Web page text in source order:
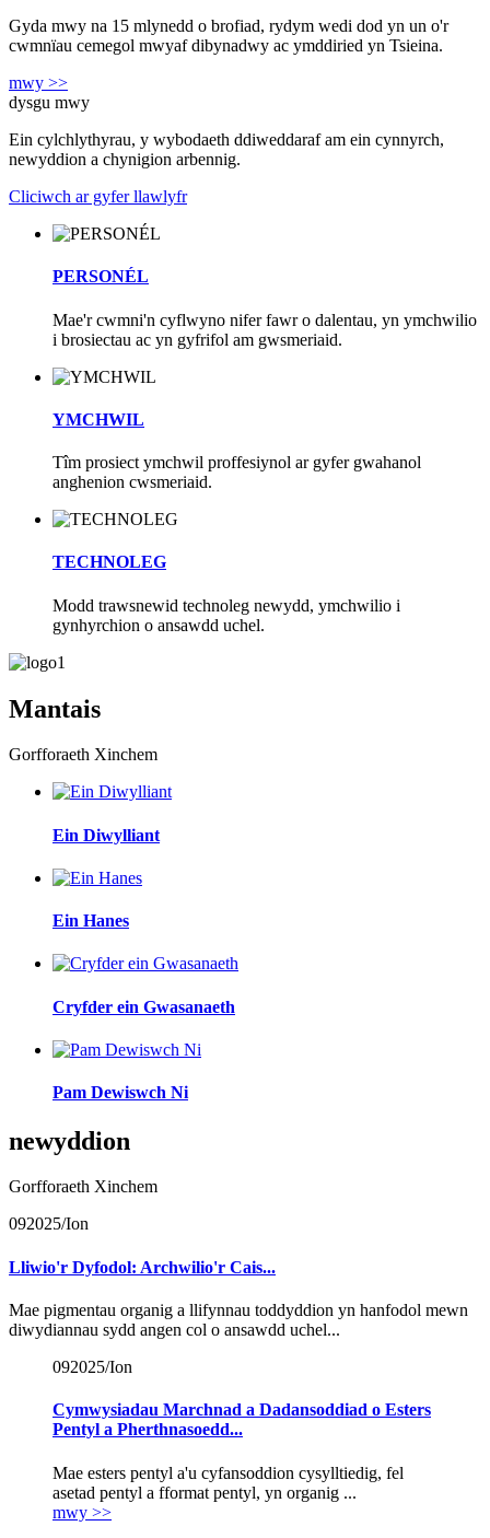
Gyda mwy na 15 mlynedd o brofiad, rydym wedi dod yn un o'r
cwmnïau cemegol mwyaf dibynadwy ac ymddiried yn Tsieina.
mwy >>
dysgu mwy
Ein cylchlythyrau, y wybodaeth ddiweddaraf am ein cynnyrch,
newyddion a chynigion arbennig.
Cliciwch ar gyfer llawlyfr
PERSONÉL
Mae'r cwmni'n cyflwyno nifer fawr o dalentau, yn ymchwilio
i brosiectau ac yn gyfrifol am gwsmeriaid.
YMCHWIL
Tîm prosiect ymchwil proffesiynol ar gyfer gwahanol
anghenion cwsmeriaid.
TECHNOLEG
Modd trawsnewid technoleg newydd, ymchwilio i
gynhyrchion o ansawdd uchel.
Mantais
Gorfforaeth Xinchem
Ein Diwylliant
Ein Hanes
Cryfder ein Gwasanaeth
Pam Dewiswch Ni
newyddion
Gorfforaeth Xinchem
092025/Ion
Lliwio'r Dyfodol: Archwilio'r Cais...
Mae pigmentau organig a llifynnau toddyddion yn hanfodol mewn
diwydiannau sydd angen col o ansawdd uchel...
092025/Ion
Cymwysiadau Marchnad a Dadansoddiad o Esters
Pentyl a Pherthnasoedd...
Mae esters pentyl a'u cyfansoddion cysylltiedig, fel
asetad pentyl a fformat pentyl, yn organig ...
mwy >>